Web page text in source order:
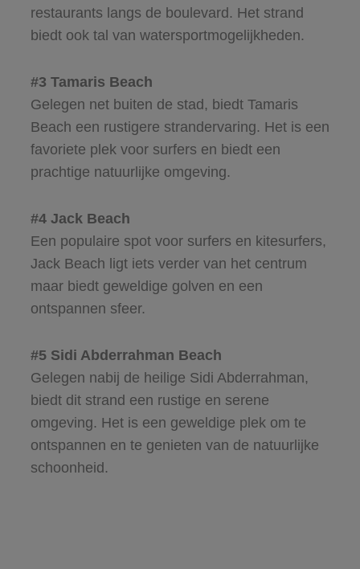
restaurants langs de boulevard. Het strand
biedt ook tal van watersportmogelijkheden.
#3 Tamaris Beach
Gelegen net buiten de stad, biedt Tamaris
Beach een rustigere strandervaring. Het is een
favoriete plek voor surfers en biedt een
prachtige natuurlijke omgeving.
#4 Jack Beach
Een populaire spot voor surfers en kitesurfers,
Jack Beach ligt iets verder van het centrum
maar biedt geweldige golven en een
ontspannen sfeer.
#5 Sidi Abderrahman Beach
Gelegen nabij de heilige Sidi Abderrahman,
biedt dit strand een rustige en serene
omgeving. Het is een geweldige plek om te
ontspannen en te genieten van de natuurlijke
schoonheid.